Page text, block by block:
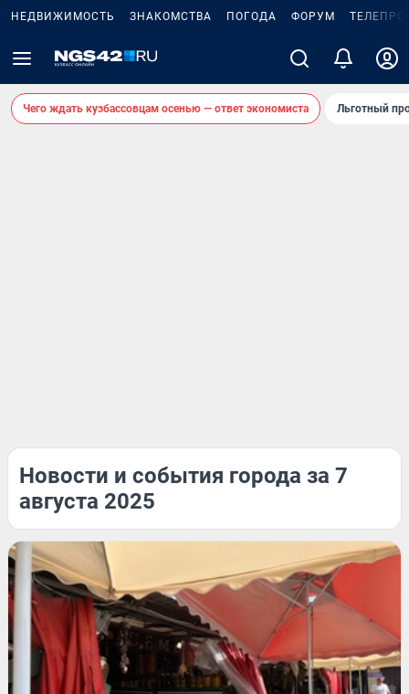
НЕДВИЖИМОСТЬ ЗНАКОМСТВА ПОГОДА ФОРУМ
Чего ждать кузбассовцам осенью — ответ экономиста Льготный
Новости и события города за 7
августа 2025